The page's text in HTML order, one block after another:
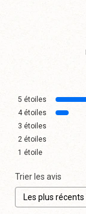
5 étoiles
4étoiles
3 étoiles
2 étoiles
1 étoile
Trier les avis